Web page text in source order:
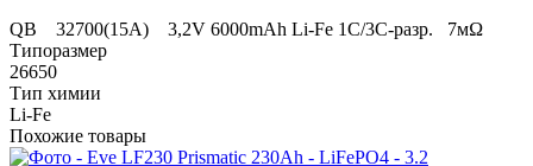
QB 32700(15A) 3,2V 6000mAh Li-Fe 1C/3C-разр. 7мΩ
Типоразмер
26650
Тип химии
Li-Fe
Похожие товары